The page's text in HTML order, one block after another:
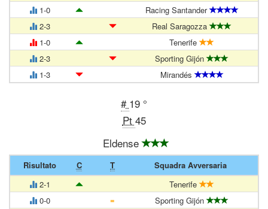
1-0
Racing Santander
2-3
Real Saragozza
1-0
Tenerife
2-3
Sporting Gijón
1-3
Mirandés
# 19 °
Pt 45
Eldense
Risultato C T
Squadra Avversaria
2-1
Tenerife
0-0
=
Sporting Gijón